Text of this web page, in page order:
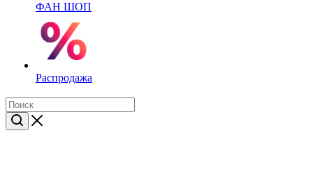
ФАН ШОП
Распродажа